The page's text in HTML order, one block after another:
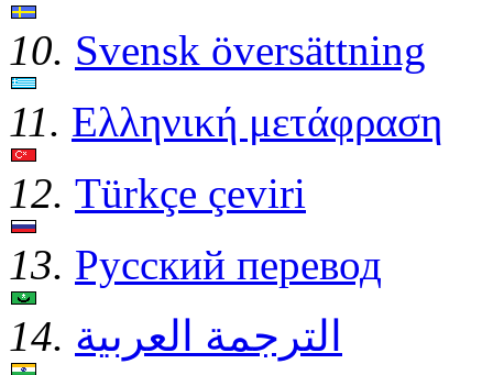
10. Svensk översättning
11. Ελληνική μετάφραση
12. Türkçe çeviri
13. Русский перевод
14. الترجمة العربية